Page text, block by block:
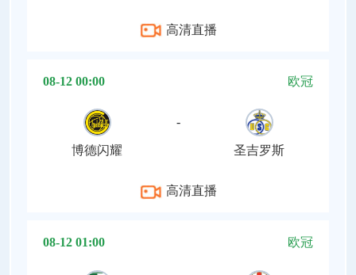
高清直播
08-12 00:00 欧冠
博德闪耀
-
圣吉罗斯
高清直播
08-12 01:00 欧冠